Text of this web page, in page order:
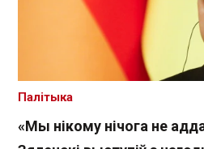
«Мы нікому нічога не
Палітыка